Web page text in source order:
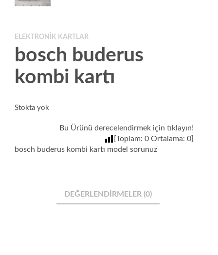
ELEKTRONIK KARTLAR
bosch buderus
kombi kartı
Stokta yok
Bu Ürünü derecelendirmek için tıklayın!
[Toplam: 0 Ortalama: 0
bosch buderus kombi kartı model sorunuz
DEĞERLENDIRMELER (0)